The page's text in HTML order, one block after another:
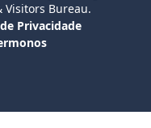
Bureau.
Privacidade